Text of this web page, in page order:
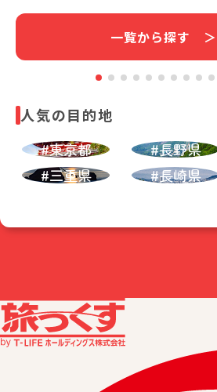
一覧から探す ＞
人気の目的地
#東京都
#長野県
#三重県
#長崎県